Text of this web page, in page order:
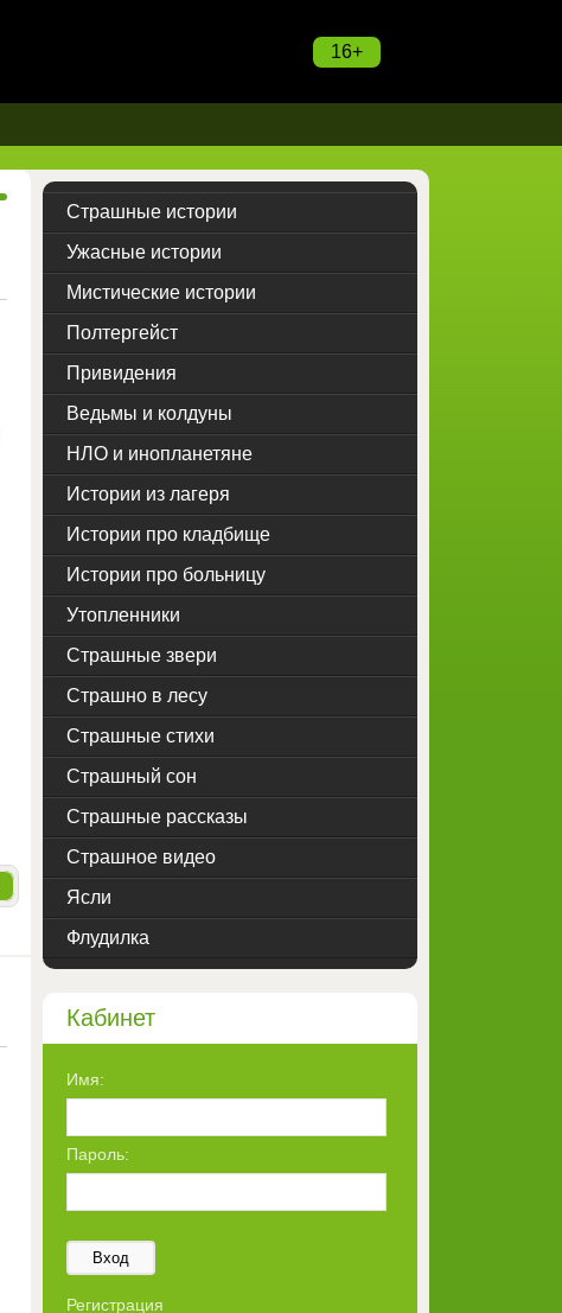
16+
Страшные истории
Ужасные истории
Мистические истории
Полтергейст
Привидения
Ведьмы и колдуны
НЛО и инопланетяне
Истории из лагеря
Истории про кладбище
Истории про больницу
Утопленники
Страшные звери
Страшно в лесу
Страшные стихи
Страшный сон
Страшные рассказы
Страшное видео
Ясли
Флудилка
Кабинет
Имя:
Пароль:
Вход
Регистрация